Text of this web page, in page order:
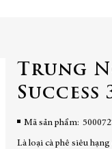
Trung
Mã sản phẩm
Là loại cà phê siêu